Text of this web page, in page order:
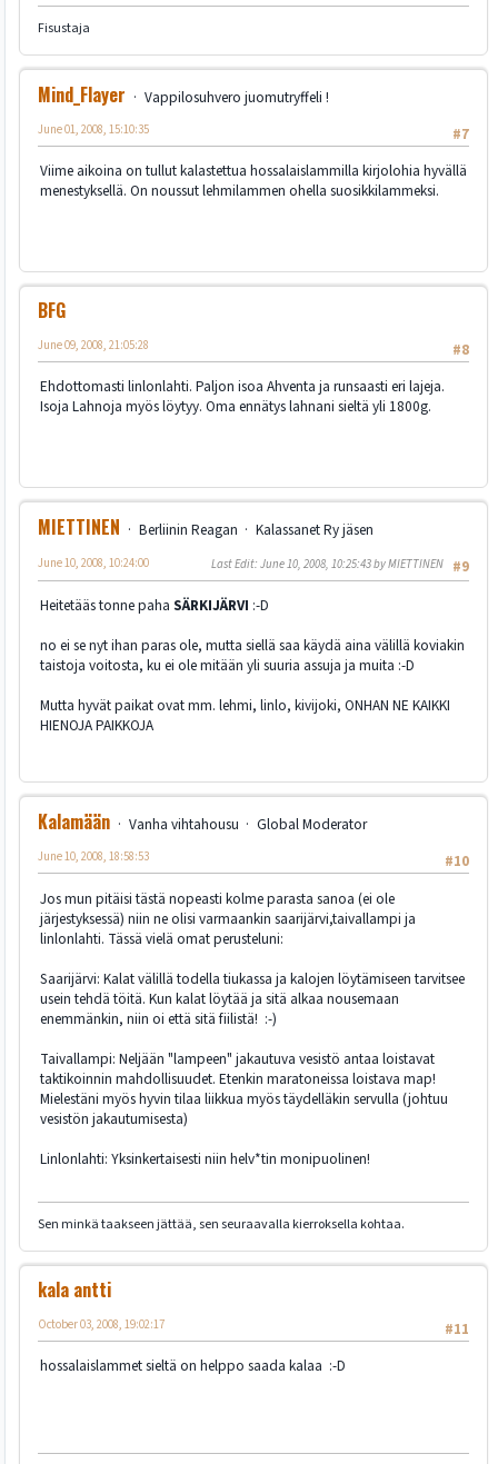
Fisustaja
Mind_Flayer
Vappilosuhvero juomutryffeli !
#7
June 01, 2008, 15:10:35
Viime aikoina on tullut kalastettua hossalaislammilla kirjolohia hyvällä
menestyksellä. On noussut lehmilammen ohella suosikkilammeksi.
BFG
#8
June 09, 2008, 21:05:28
Ehdottomasti linlonlahti. Paljon isoa Ahventa ja runsaasti eri lajeja.
Isoja Lahnoja myös löytyy. Oma ennätys lahnani sieltä yli 1800g.
MIETTINEN Berliinin Reagan
Kalassanet Ry jäsen
#9
June 10, 2008, 10:24:00 Last Edit: June 10, 2008, 10:25:43 by MIETTINEN
Heitetääs tonne paha SÄRKIJÄRVI :-D
no ei se nyt ihan paras ole, mutta siellä saa käydä aina välillä koviakin
taistoja voitosta, ku ei ole mitään yli suuria assuja ja muita :-D
Mutta hyvät paikat ovat mm. lehmi, linlo, kivijoki, ONHAN NE KAIKKI
HIENOJA PAIKKOJA
Kalamään Vanha vihtahousu
Global Moderator
#10
June 10, 2008, 18:58:53
Jos mun pitäisi tästä nopeasti kolme parasta sanoa (ei ole
järjestyksessä) niin ne olisi varmaankin saarijärvi,taivallampi ja
linlonlahti. Tässä vielä omat perusteluni:
Saarijärvi: Kalat välillä todella tiukassa ja kalojen löytämiseen tarvitsee
usein tehdä töitä. Kun kalat löytää ja sitä alkaa nousemaan
enemmänkin, niin oi että sitä fiilistä! :-)
Taivallampi: Neljään "lampeen" jakautuva vesistö antaa loistavat
taktikoinnin mahdollisuudet. Etenkin maratoneissa loistava map!
Mielestäni myös hyvin tilaa liikkua myös täydelläkin servulla (johtuu
vesistön jakautumisesta)
Linlonlahti: Yksinkertaisesti niin helv*tin monipuolinen!
Sen minkä taakseen jättää, sen seuraavalla kierroksella kohtaa.
kala antti
#11
October 03, 2008, 19:02:17
hossalaislammet sieltä on helppo saada kalaa :-D